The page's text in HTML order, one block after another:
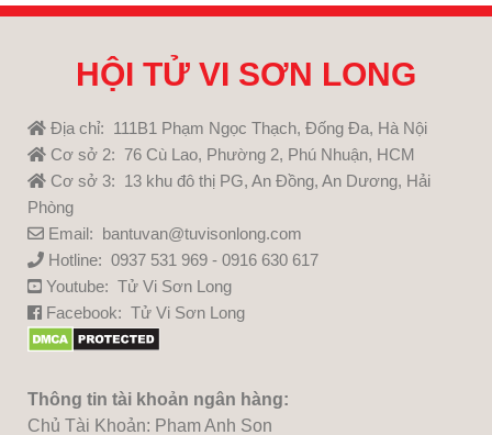
HỘI TỬ VI SƠN LONG
Địa chỉ: 111B1 Phạm Ngọc Thạch, Đống Đa, Hà Nội
Cơ sở 2: 76 Cù Lao, Phường 2, Phú Nhuận, HCM
Cơ sở 3: 13 khu đô thị PG, An Đồng, An Dương, Hải
Phòng
Email: bantuvan@tuvisonlong.com
Hotline: 0937 531 969 - 0916 630 617
Youtube: Tử Vi Sơn Long
Facebook: Tử Vi Sơn Long
Thông tin tài khoản ngân hàng:
Chủ Tài Khoản: Pham Anh Son